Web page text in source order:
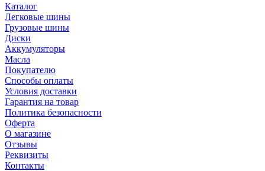
Каталог
Легковые шины
Грузовые шины
Диски
Аккумуляторы
Масла
Покупателю
Способы оплаты
Условия доставки
Гарантия на товар
Политика безопасности
Оферта
О магазине
Отзывы
Реквизиты
Контакты